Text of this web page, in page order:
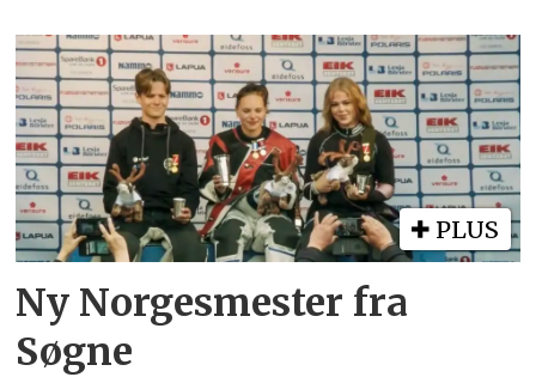
PLUS
Ny Norgesmester fra
Søgne